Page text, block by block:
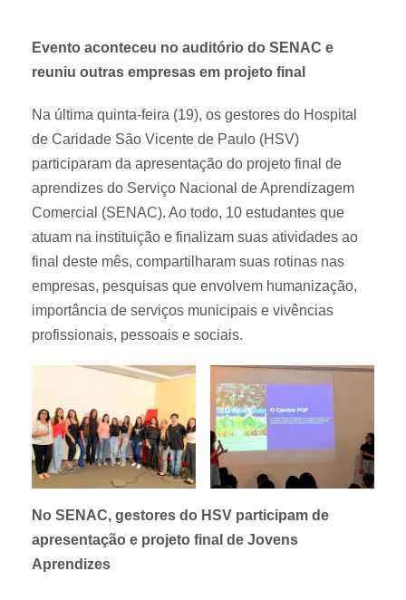
Evento aconteceu no auditório do SENAC e
reuniu outras empresas em projeto final
Na última quinta-feira (19), os gestores do Hospital
de Caridade São Vicente de Paulo (HSV)
participaram da apresentação do projeto final de
aprendizes do Serviço Nacional de Aprendizagem
Comercial (SENAC). Ao todo, 10 estudantes que
atuam na instituição e finalizam suas atividades ao
final deste mês, compartilharam suas rotinas nas
empresas, pesquisas que envolvem humanização,
importância de serviços municipais e vivências
profissionais, pessoais e sociais.
No SENAC, gestores do HSV participam de
apresentação e projeto final de Jovens
Aprendizes